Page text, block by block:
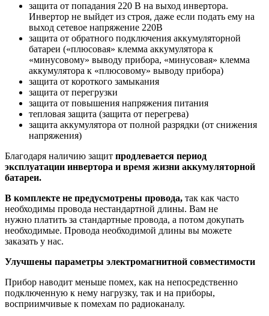
защита от попадания 220 В на выход инвертора.
Инвертор не выйдет из строя, даже если подать ему на
выход сетевое напряжение 220В
защита от обратного подключения аккумуляторной
батареи («плюсовая» клемма аккумулятора к
«минусовому» выводу прибора, «минусовая» клемма
аккумулятора к «плюсовому» выводу прибора)
защита от короткого замыкания
защита от перегрузки
защита от повышения напряжения питания
тепловая защита (защита от перегрева)
защита аккумулятора от полной разрядки (от снижения
напряжения)
Благодаря наличию защит продлевается период
эксплуатации инвертора и время жизни аккумуляторной
батареи.
В комплекте не предусмотрены провода, так как часто
необходимы провода нестандартной длины. Вам не
нужно платить за стандартные провода, а потом докупать
необходимые. Провода необходимой длины вы можете
заказать у нас.
Улучшены параметры электромагнитной совместимости
Прибор наводит меньше помех, как на непосредственно
подключенную к нему нагрузку, так и на приборы,
восприимчивые к помехам по радиоканалу.